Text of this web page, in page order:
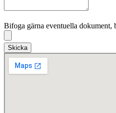
Bifoga gärna eventuella dokument,
Skicka